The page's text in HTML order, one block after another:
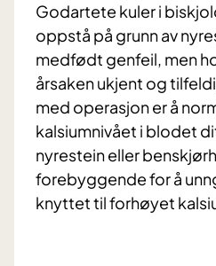
Godartete kuler i
oppstå på grunn av
medfødt genfeil, men
årsaken ukjent og
med operasjon er å
kalsiumnivået i blodet
nyrestein eller
forebyggende for å
knyttet til forhøyet